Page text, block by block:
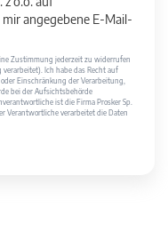
angegebene E-Mail-
Zustimmung jederzeit zu widerrufen
Ich habe das Recht auf
Einschränkung der Verarbeitung,
bei der Aufsichtsbehörde
ist die Firma Prosker Sp.
Verantwortliche verarbeitet die Daten